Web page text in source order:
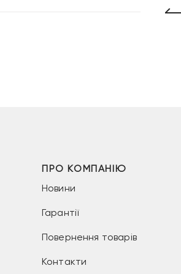
ПРО КОМПАНІЮ
Новини
Гарантії
Повернення товарів
Контакти